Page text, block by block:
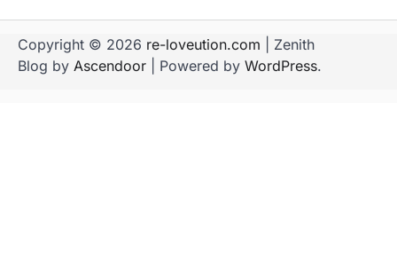
Copyright © 2026 re-loveution.com | Zenith
Blog by Ascendoor | Powered by WordPress.